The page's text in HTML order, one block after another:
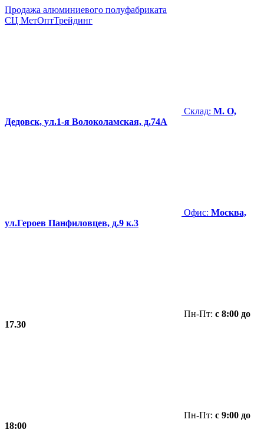
Продажа алюминиевого полуфабриката
СЦ МетОптТрейдинг
Склад: М. О,
Дедовск, ул.1-я Волоколамская, д.74А
Офис: Москва,
ул.Героев Панфиловцев, д.9 к.3
Пн-Пт: с 8:00 до
17.30
Пн-Пт: с 9:00 до
18:00